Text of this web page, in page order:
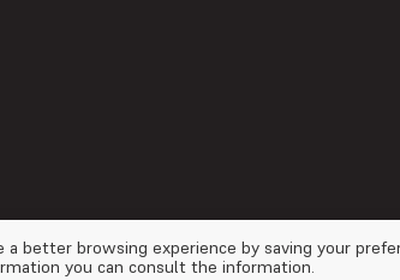
a better browsing experience by saving your
you can consult the information.